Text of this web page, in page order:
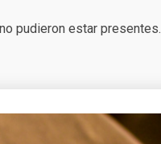
pudieron estar presentes.